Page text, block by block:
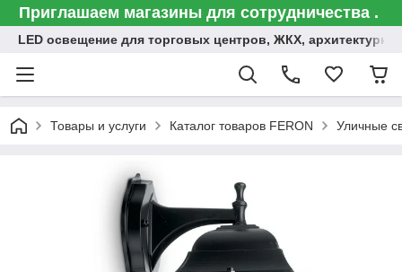
Приглашаем магазины для сотрудничества .
LED освещение для торговых центров, ЖКХ,
Товары и услуги Каталог товаров FERON Уличные